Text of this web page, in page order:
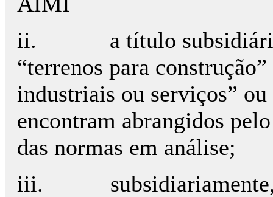
ii.
a título
“terrenos para
industriais ou serviços”
encontram abrangidos
das normas em análise;
iii.